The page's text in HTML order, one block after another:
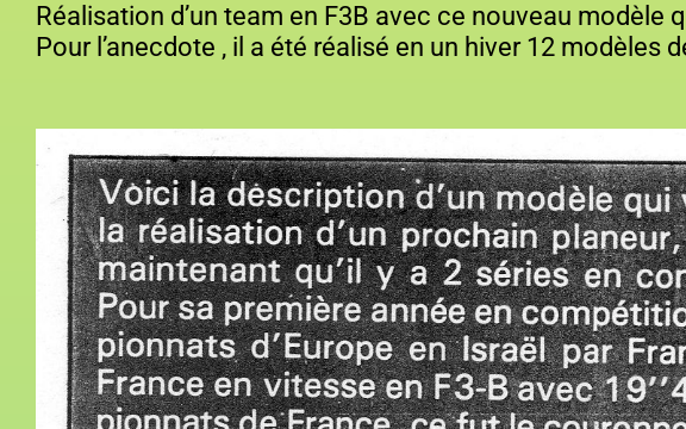
Réalisation d’un team en F3B avec ce nouveau modèle
Pour l’anecdote , il a été réalisé en un hiver 12 modèles